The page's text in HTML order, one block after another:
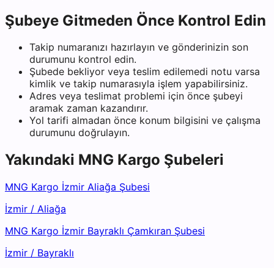
Şubeye Gitmeden Önce Kontrol Edin
Takip numaranızı hazırlayın ve gönderinizin son
durumunu kontrol edin.
Şubede bekliyor veya teslim edilemedi notu varsa
kimlik ve takip numarasıyla işlem yapabilirsiniz.
Adres veya teslimat problemi için önce şubeyi
aramak zaman kazandırır.
Yol tarifi almadan önce konum bilgisini ve çalışma
durumunu doğrulayın.
Yakındaki MNG Kargo Şubeleri
MNG Kargo İzmir Aliağa Şubesi
İzmir / Aliağa
MNG Kargo İzmir Bayraklı Çamkıran Şubesi
İzmir / Bayraklı